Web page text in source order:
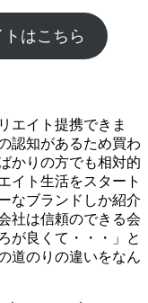
はこちら
エイト提携できま
認知があるため買わ
かりの方でも相対的
イト生活をスタート
なブランドしか紹介
社は信頼のできる会
が良くて・・・」と
道のりの違いをなん